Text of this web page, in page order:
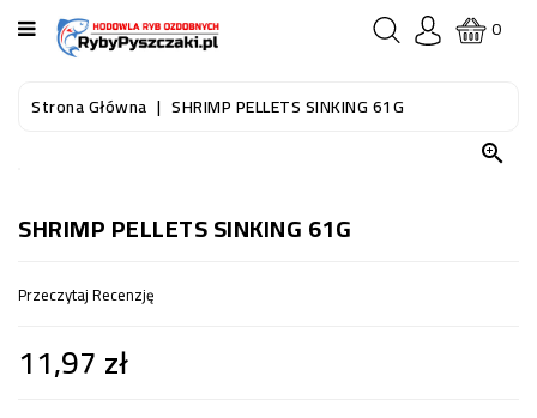
KATEGORIA
STRONA
AKWARIOWE
DO
WODNEGO
0
Strona Główna SHRIMP PELLETS SINKING 61G

SHRIMP PELLETS SINKING 61G
Przeczytaj Recenzję
11,97 zł